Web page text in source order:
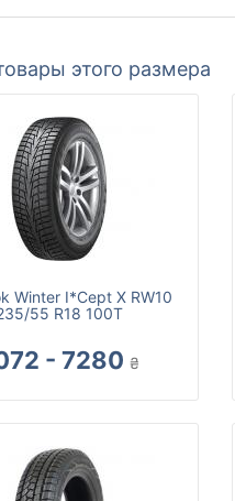
этого размера
Winter I*Cept X RW10
55 R18 100T
- 7280 ₴